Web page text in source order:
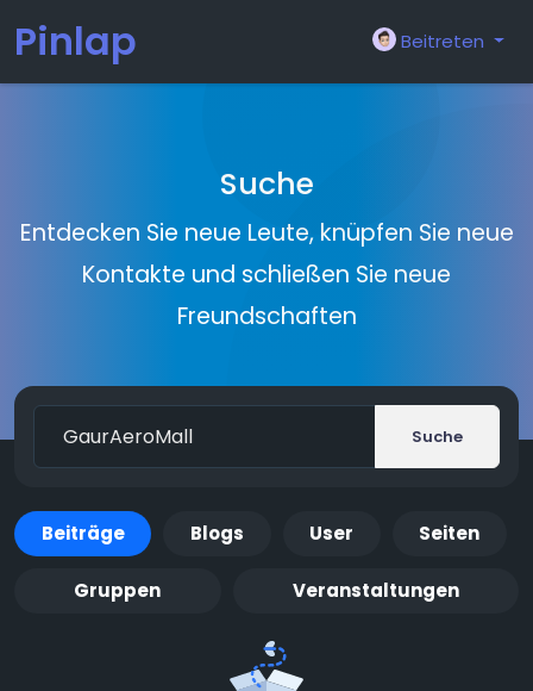
Pinlap Beitreten
Suche
Entdecken Sie neue Leute, knüpfen Sie neue
Kontakte und schließen Sie neue
Freundschaften
Suche
Beiträge Blogs User Seiten
Gruppen Veranstaltungen